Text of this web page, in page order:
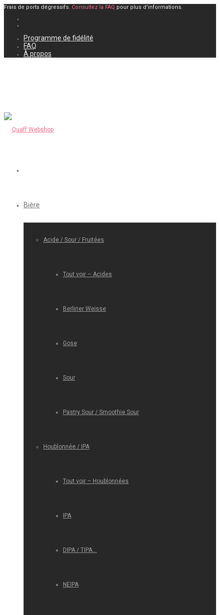
Frais de ports dégressifs. Consultez la FAQ pour plus d'informations.
Programme de fidélité
FAQ
À propos
Bière
Acide / Sour / Fruitées
Tout voir – Acides
Berliner Weisse
Gose
Sour
Pastry Sour / Smoothie Sour
Houblonnée / IPA
Tout voir – Houblonnées
IPA
DIPA / TIPA…
NEIPA